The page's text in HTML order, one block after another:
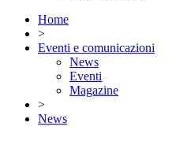
Home
>
Eventi e comunicazioni
News
Eventi
Magazine
>
News